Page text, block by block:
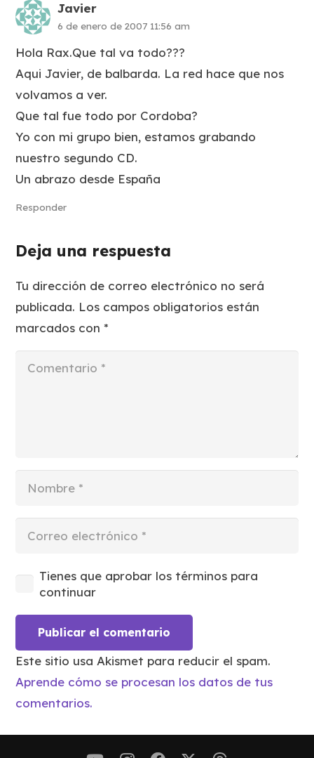
Javier
6 de enero de 2007 11:56 am
Hola Rax.Que tal va todo???
Aqui Javier, de balbarda. La red hace que nos
volvamos a ver.
Que tal fue todo por Cordoba?
Yo con mi grupo bien, estamos grabando
nuestro segundo CD.
Un abrazo desde España
Responder
Deja una respuesta
Tu dirección de correo electrónico no será
publicada. Los campos obligatorios están
marcados con*
Tienes que aprobar los términos para
continuar
Publicar el comentario
Este sitio usa Akismet para reducir el spam.
Aprende cómo se procesan los datos de tus
comentarios.